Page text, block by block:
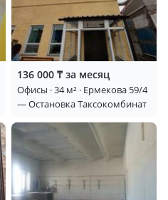
136 000 ₸ за месяц
Офисы · 34 м² · Ермекова 59/4
— Остановка Таксокомбинат